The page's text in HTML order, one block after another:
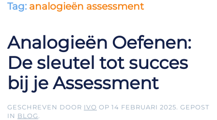
Tag: analogieën assessment
Analogieën Oefenen:
De sleutel tot succes
bij je Assessment
GESCHREVEN DOOR IVO OP 14 FEBRUARI 2025. GEPOST
IN BLOG.